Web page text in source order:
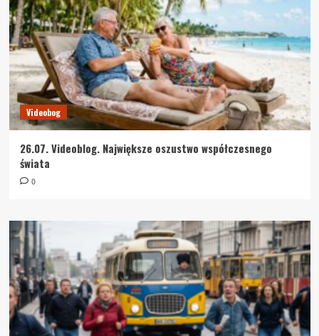
Videobog
26.07. Videoblog. Największe oszustwo współczesnego
świata
0